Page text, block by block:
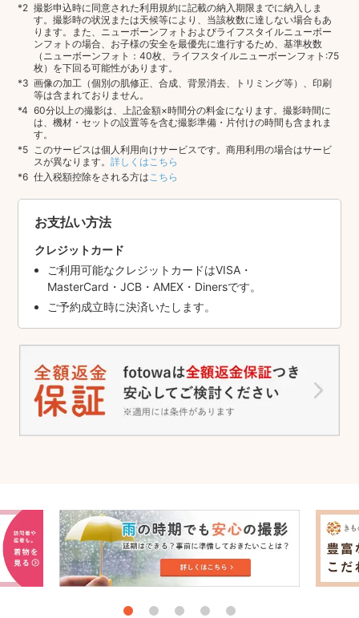
撮影申込時に同意された利用規約に記載の納入期限までに納入しま
す。撮影時の状況または天候等により、当該枚数に達しない場合もあ
ります。また、ニューボーンフォトおよびライフスタイルニューボー
ンフォトの場合、お子様の安全を最優先に進行するため、基準枚数
（ニューボーンフォト：40枚、ライフスタイルニューボーンフォト:75
枚）を下回る可能性があります。
画像の加工（個別の肌修正、合成、背景消去、トリミング等）、印刷
等は含まれておりません。
60分以上の撮影は、上記金額×時間分の料金になります。撮影時間に
は、機材・セットの設置等を含む撮影準備・片付けの時間も含まれま
す。
このサービスは個人利用向けサービスです。商用利用の場合はサービ
スが異なります。詳しくはこちら
仕入税額控除をされる方は こちら
お支払い方法
クレジットカード
ご利用可能なクレジットカードはVISA・
MasterCard・JCB・AMEX・Dinersです。
ご予約成立時に決済いたします。